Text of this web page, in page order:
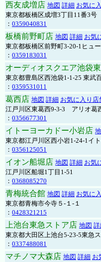
西友成増店 地図 詳細 お気に
東京都板橋区成増3丁目11番3
： 0359040831
板橋前野町店 地図 詳細 お気
東京都板橋区前野町3-20-1ヒュ
： 0359183031
オーディオスクエア池袋
東京都豊島区西池袋1-1-25 東
： 0359531011
葛西店 地図 詳細 お気に入り店
江戸川区東葛西9-3-3 アリオ葛
： 0356677301
イトーヨーカドー小岩店
東京都江戸川区西小岩1-24-1イ
： 0356125051
イオン船堀店 地図 詳細 お気
江戸川区船堀1丁目1-51
： 0368085270
青梅統合館 地図 詳細 お気に
東京都青梅市今寺５-１-１
： 0428321215
上池台東急ストア店 地図 詳
東京都大田区上池台5-23-5東急
： 0337488081
マチノマ大森店 地図 詳細 お